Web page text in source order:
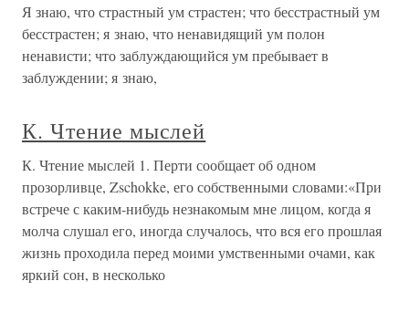
Я знаю, что страстный ум страстен; что бесстрастный ум
бесстрастен; я знаю, что ненавидящий ум полон
ненависти; что заблуждающийся ум пребывает в
заблуждении; я знаю,
К. Чтение мыслей
К. Чтение мыслей 1. Перти сообщает об одном
прозорливце, Zschokke, его собственными словами:«При
встрече с каким-нибудь незнакомым мне лицом, когда я
молча слушал его, иногда случалось, что вся его прошлая
жизнь проходила перед моими умственными очами, как
яркий сон, в несколько